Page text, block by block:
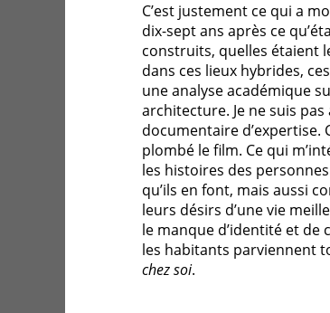
C’est justement ce qui a
dix-sept ans après ce
construits, quelles étaient
dans ces lieux hybrides,
une analyse académique
architecture. Je ne suis
documentaire
plombé le film. Ce qui
les histoires des
qu’ils en font, mais aussi
leurs désirs d’une vie
le manque d’identité et de
les habitants parviennent
chez soi.